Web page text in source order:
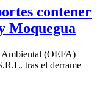
contener
Moquegua
Ambiental (OEFA)
tras el derrame